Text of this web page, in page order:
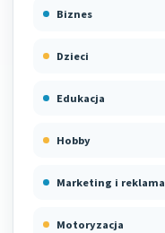
Biznes
Dzieci
Edukacja
Hobby
Marketing i reklama
Motoryzacja